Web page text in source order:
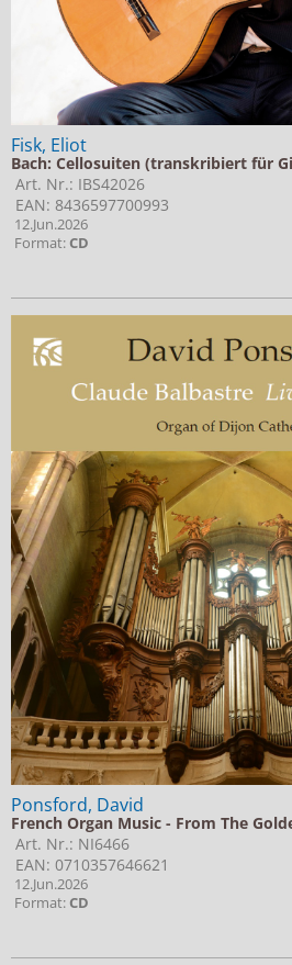
Fisk, Eliot
Bach: Cellosuiten (transkribiert für
Art. Nr.: IBS42026
EAN: 8436597700993
12.Jun.2026
Format:CD
Ponsford, David
French Organ Music - From The
Art. Nr.: NI6466
EAN: 0710357646621
12.Jun.2026
Format:CD